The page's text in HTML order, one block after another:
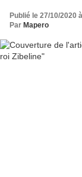
Publié le 27/10/2020
Par Mapero